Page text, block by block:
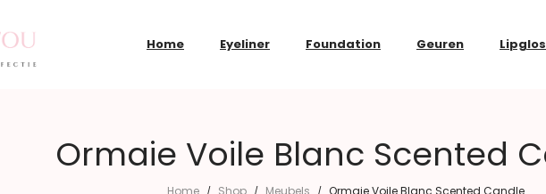
Home Eyeliner Foundation Geuren
Ormaie Voile Blanc Scented